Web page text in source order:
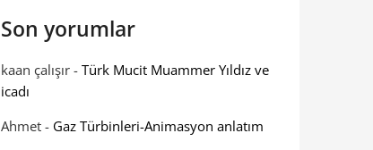
Son yorumlar
kaan çalışır- Türk Mucit Muammer Yıldız ve
icadı
Ahmet- Gaz Türbinleri-Animasyon anlatım